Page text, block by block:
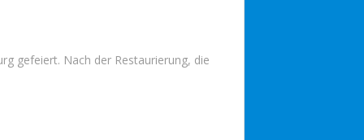
gefeiert. Nach der Restaurierung, die